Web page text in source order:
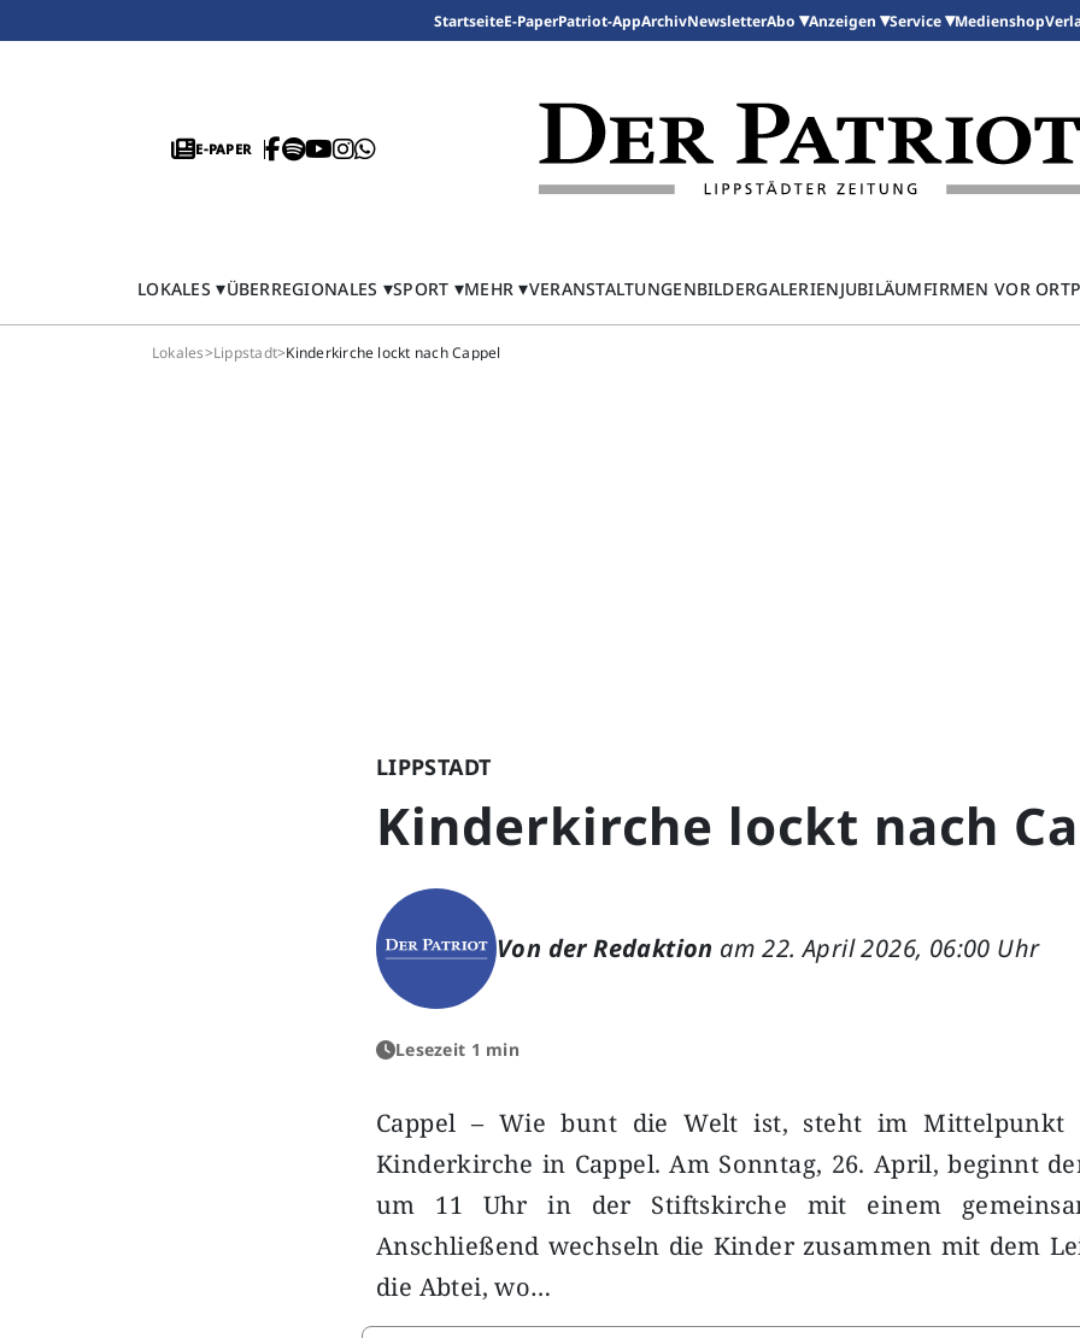
StartseiteE-PaperPatriot-AppArchivNewsletterAbo Anzeigen Service Medienshop
E-PAPER
LOKALES ÜBERREGIONALES SPORT MEHR VERANSTALTUNGENBILDERGALERIENJUBILÄUMFIRMEN VOR ORT
Lokales>Lippstadt>Kinderkirche lockt nach Cappel
LIPPSTADT
Kinderkirche lockt nach
Von der Redaktion am 22. April 2026, 06:00 Uhr
Lesezeit 1 min
Cappel – Wie bunt die Welt ist, steht im Mittelpunkt
Kinderkirche in Cappel. Am Sonntag, 26. April, beginnt
um 11 Uhr in der Stiftskirche mit einem
Anschließend wechseln die Kinder zusammen mit dem
die Abtei, wo…